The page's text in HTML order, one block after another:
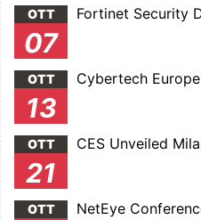
OTT
07
Fortinet Security
OTT
13
Cybertech
OTT
21
CES Unveiled
OTT NetEye